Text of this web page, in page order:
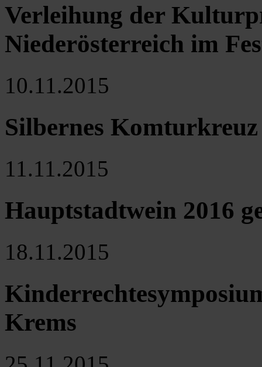
Verleihung der
Niederösterreich im
10.11.2015
Silbernes
11.11.2015
Hauptstadtwein 2016
18.11.2015
Krems